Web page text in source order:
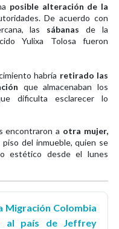
posible alteración de la
De acuerdo con
las sábanas de la
Yulixa Tolosa fueron
habría retirado las
que almacenaban los
dificulta esclarecer lo
encontraron a otra mujer,
del inmueble, quien se
estético desde el lunes
Migración Colombia
al país de Jeffrey